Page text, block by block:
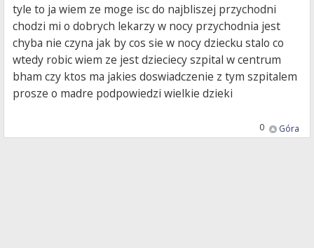
tyle to ja wiem ze moge isc do najbliszej przychodni
chodzi mi o dobrych lekarzy w nocy przychodnia jest
chyba nie czyna jak by cos sie w nocy dziecku stalo co
wtedy robic wiem ze jest dzieciecy szpital w centrum
bham czy ktos ma jakies doswiadczenie z tym szpitalem
prosze o madre podpowiedzi wielkie dzieki
Góra
0